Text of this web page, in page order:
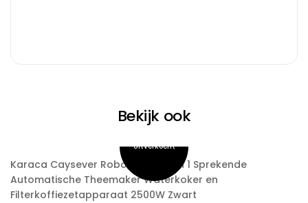
Bekijk ook
Karaca Caysever Robotea Pro 4 in 1 Sprekende
Automatische Theemaker Waterkoker en
Filterkoffiezetapparaat 2500W Zwart